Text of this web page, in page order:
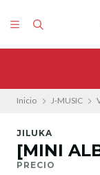
Inicio J-MUSIC
JILUKA
[MINI
PRECIO